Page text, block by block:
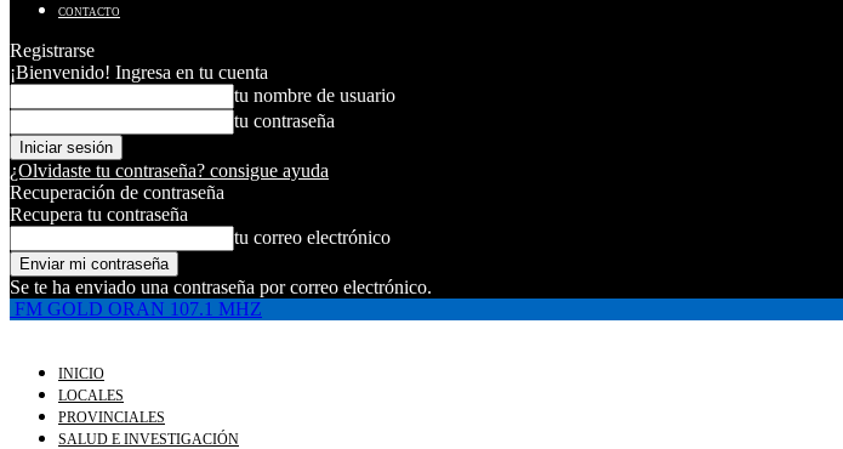
CONTACTO
Registrarse
¡Bienvenido! Ingresa en tu cuenta
tu nombre de usuario
tu contraseña
¿Olvidaste tu contraseña? consigue ayuda
Recuperación de contraseña
Recupera tu contraseña
tu correo electrónico
Se te ha enviado una contraseña por correo electrónico.
FM GOLD ORAN 107.1 MHZ
INICIO
LOCALES
PROVINCIALES
SALUD E INVESTIGACIÓN